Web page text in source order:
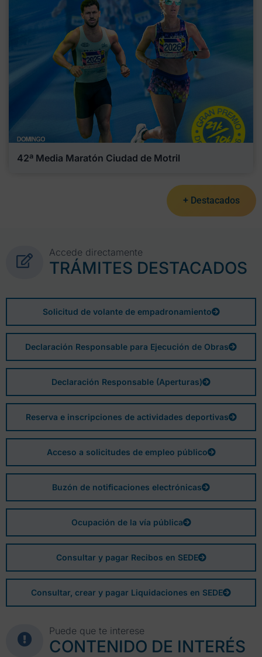
42ª Media Maratón Ciudad de Motril
+ Destacados
Accede directamente
TRÁMITES DESTACADOS
Solicitud de volante de empadronamiento
Declaración Responsable para Ejecución de Obras
Declaración Responsable (Aperturas)
Reserva e inscripciones de actividades deportivas
Acceso a solicitudes de empleo público
Buzón de notificaciones electrónicas
Ocupación de la vía pública
Consultar y pagar Recibos en SEDE
Consultar, crear y pagar Liquidaciones en SEDE
Puede que te interese
CONTENIDO DE INTERÉS